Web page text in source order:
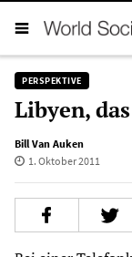
PERSPEKTIVE
Libyen,
Bill Van Auken
1. Oktober 2011